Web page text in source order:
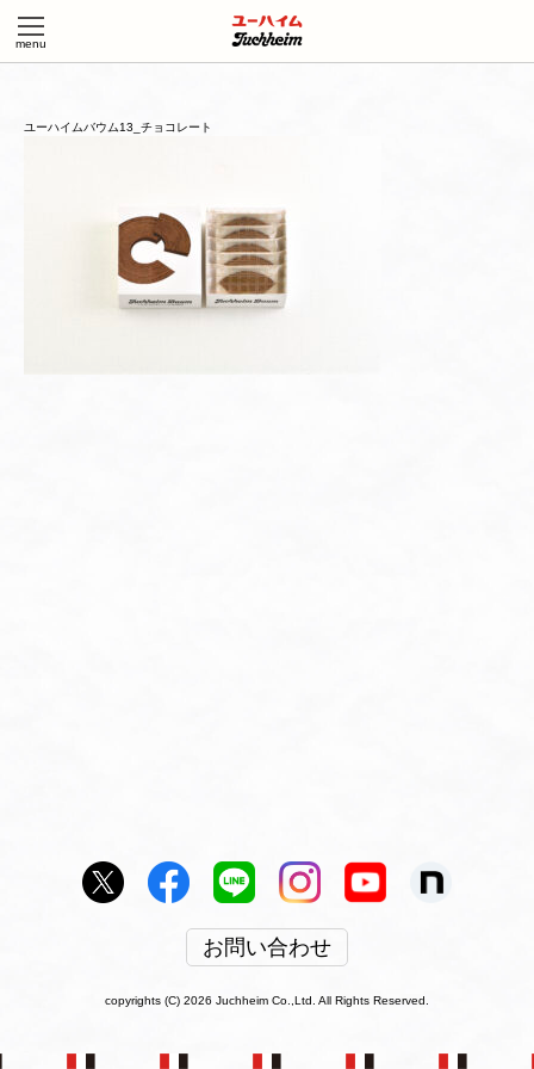
ユーハイムバウム13_チョコレート
お問い合わせ
copyrights (C) 2026 Juchheim Co.,Ltd. All Rights Reserved.